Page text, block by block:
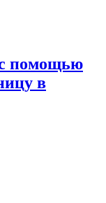
помощью
в